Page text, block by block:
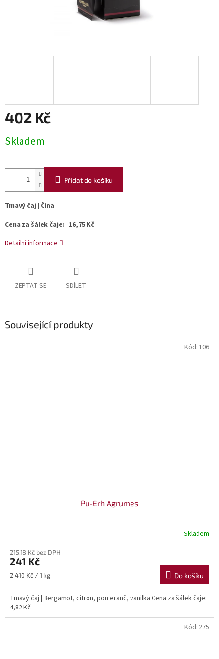
402 Kč
cena:
Skladem
Přidat do košíku
Tmavý čaj | Čína
Cena za šálek čaje: 16,75 Kč
Detailní informace
ZEPTAT SE SDÍLET
Související produkty
Pu-Erh Agrumes
Skladem
215,18 Kč bez DPH
241 Kč
Měrná
2 410 Kč / 1 kg Do košíku
Tmavý čaj | Bergamot, citron, pomeranč, vanilka Cena za šálek čaje:
4,82 Kč
Kód: 106
Kód: 275